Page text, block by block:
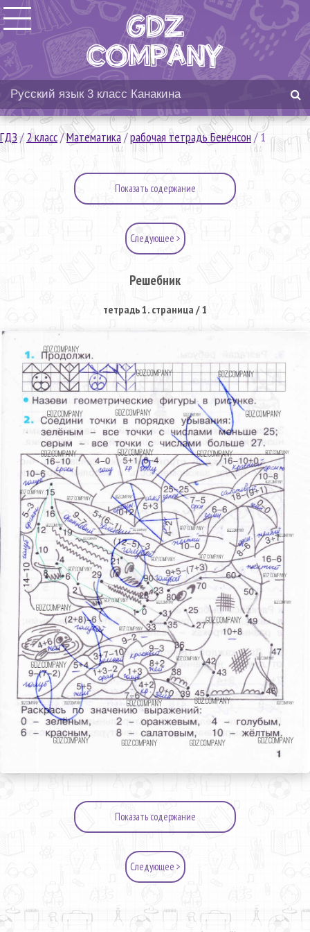
ГДЗ/2 класс/Математика/рабочая тетрадь Бененсон /1
Показать содержание
Следующее >
Решебник
тетрадь 1. страница / 1
Показать содержание
Следующее >